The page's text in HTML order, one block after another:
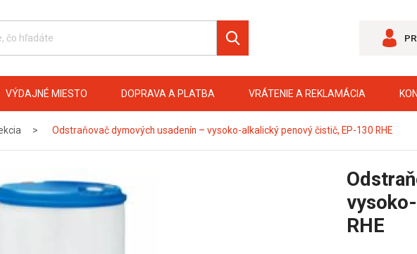
VÝDAJNÉ MIESTO DOPRAVA A PLATBA VRÁTENIE A REKLAMÁCIA
Odstraňovač dymových usadenín – vysoko-alkalický penový čistič, EP-130 RHE
RHE